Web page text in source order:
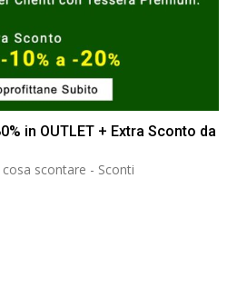
in OUTLET + Extra Sconto da
scontare - Sconti